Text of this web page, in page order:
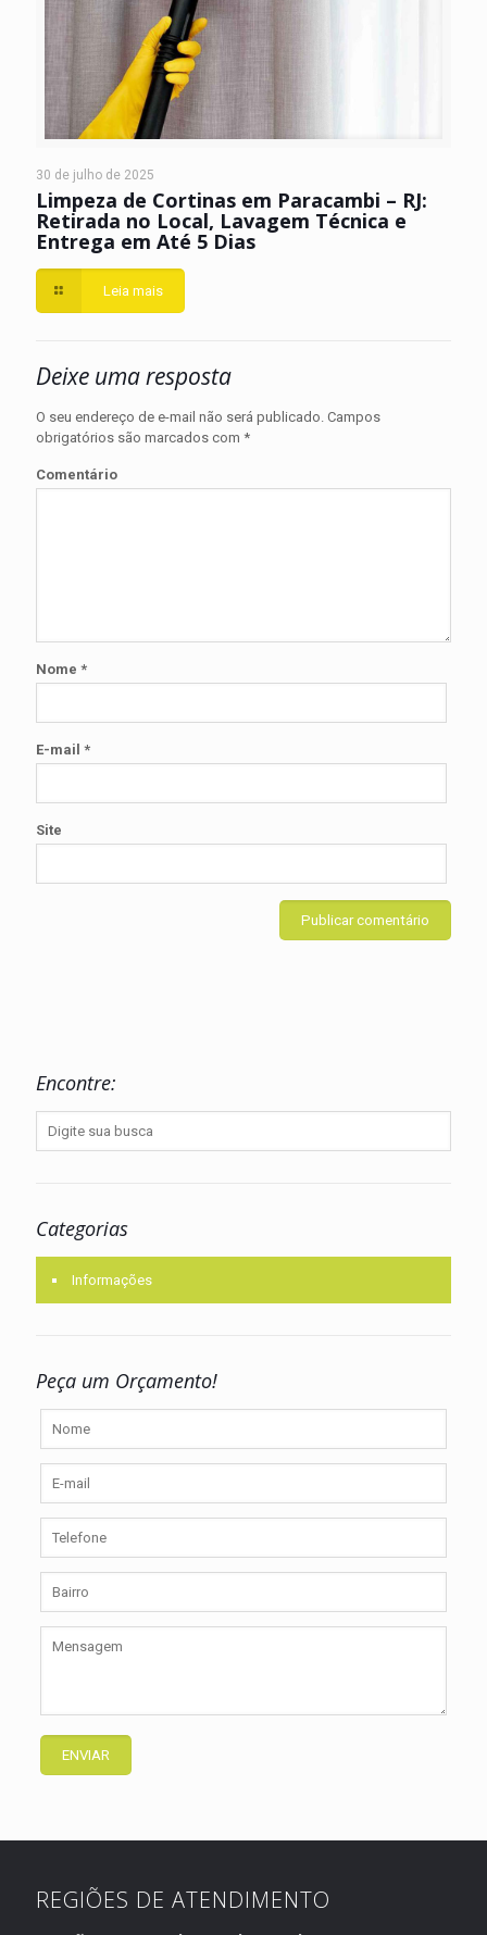
30 de julho de 2025
Limpeza de Cortinas em Paracambi – RJ:
Retirada no Local, Lavagem Técnica e
Entrega em Até 5 Dias
Leia mais
Deixe uma resposta
O seu endereço de e-mail não será publicado. Campos
obrigatórios são marcados com *
Comentário
Nome *
E-mail *
Site
Encontre:
Categorias
Informações
Peça um Orçamento!
REGIÕES DE ATENDIMENTO